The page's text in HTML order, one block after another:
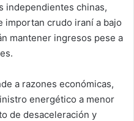
independientes chinas,
importan crudo iraní a bajo
mantener ingresos pese a
a razones económicas,
energético a menor
de desaceleración y